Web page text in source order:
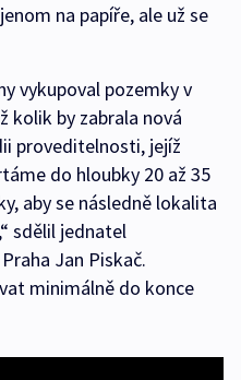
na papíře, ale už se
vykupoval pozemky v
kolik by zabrala nová
proveditelnosti, jejíž
do hloubky 20 až 35
aby se následně lokalita
sdělil jednatel
Jan Piskač.
minimálně do konce